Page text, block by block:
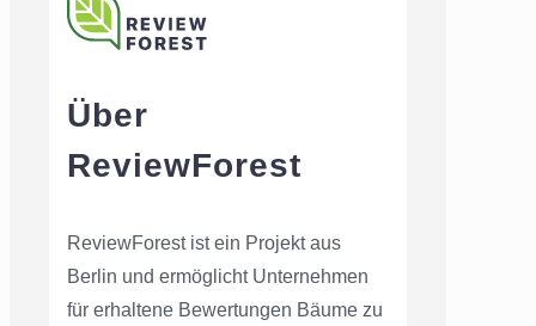
Über
ReviewForest
ReviewForest ist ein Projekt aus
Berlin und ermöglicht Unternehmen
für erhaltene Bewertungen Bäume zu